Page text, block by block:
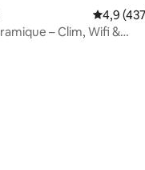
de 154 commentaires
4,9
– Clim, Wifi &